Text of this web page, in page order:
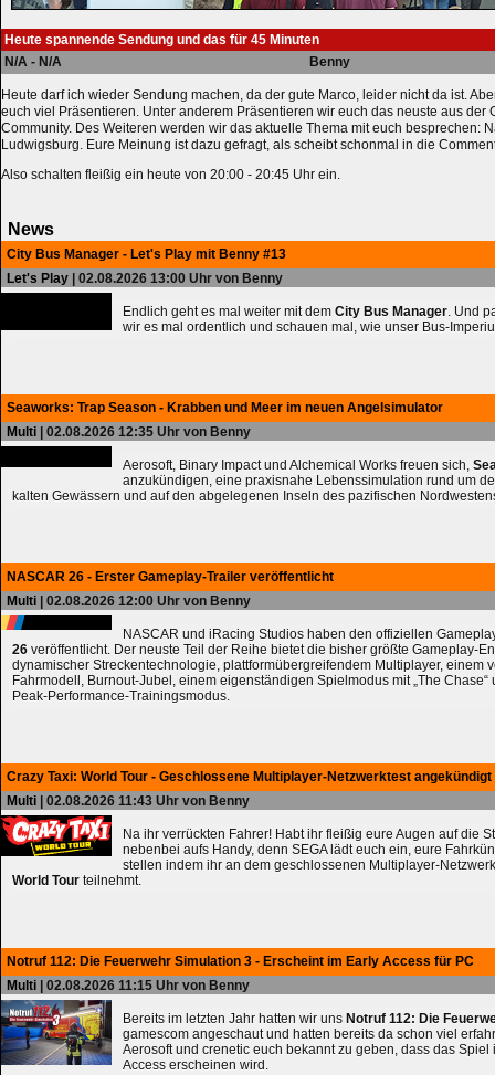
Heute spannende Sendung und das für 45 Minuten
N/A - N/A
Benny
Heute darf ich wieder Sendung machen, da der gute Marco, leider nicht da ist.
euch viel Präsentieren. Unter anderem Präsentieren wir euch das neuste aus der
Community. Des Weiteren werden wir das aktuelle Thema mit euch besprechen:
Ludwigsburg. Eure Meinung ist dazu gefragt, als scheibt schonmal in die
Also schalten fleißig ein heute von 20:00 - 20:45 Uhr ein.
News
City Bus Manager - Let's Play mit Benny #13
Let's Play | 02.08.2026 13:00 Uhr von Benny
Endlich geht es mal weiter mit dem City Bus Manager. Und
wir es mal ordentlich und schauen mal, wie unser Bus-
Seaworks: Trap Season - Krabben und Meer im neuen Angelsimulator
Multi | 02.08.2026 12:35 Uhr von Benny
Aerosoft, Binary Impact und Alchemical Works freuen sich,
anzukündigen, eine praxisnahe Lebenssimulation rund um
kalten Gewässern und auf den abgelegenen Inseln des pazifischen
NASCAR 26 - Erster Gameplay-Trailer veröffentlicht
Multi | 02.08.2026 12:00 Uhr von Benny
NASCAR und iRacing Studios haben den offiziellen
26 veröffentlicht. Der neuste Teil der Reihe bietet die bisher größte Gameplay-
dynamischer Streckentechnologie, plattformübergreifendem Multiplayer, einem
Fahrmodell, Burnout-Jubel, einem eigenständigen Spielmodus mit „The
Peak-Performance-Trainingsmodus.
Crazy Taxi: World Tour - Geschlossene Multiplayer-Netzwerktest angekündigt
Multi | 02.08.2026 11:43 Uhr von Benny
Na ihr verrückten Fahrer! Habt ihr fleißig eure Augen auf die
nebenbei aufs Handy, denn SEGA lädt euch ein, eure
stellen indem ihr an dem geschlossenen Multiplayer-
World Tour teilnehmt.
Notruf 112: Die Feuerwehr Simulation 3 - Erscheint im Early Access für PC
Multi | 02.08.2026 11:15 Uhr von Benny
Bereits im letzten Jahr hatten wir uns Notruf 112: Die
gamescom angeschaut und hatten bereits da schon viel
Aerosoft und crenetic euch bekannt zu geben, dass das Spiel
Access erscheinen wird.